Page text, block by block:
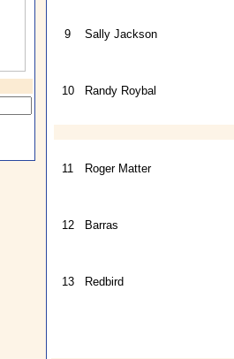
9 Sally Jackson
10 Randy Roybal
11 Roger Matter
12 Barras
13 Redbird